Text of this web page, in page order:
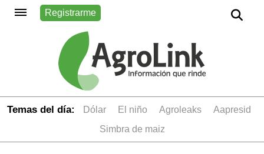
Registrarme
Temas del día: dólar el niño Agroleaks
aapresid
simbra de maiz